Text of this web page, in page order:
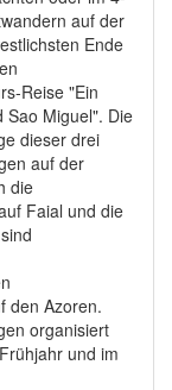
auf der
Ende
Reise "Ein
Sao Miguel". Die
dieser drei
auf der
die
Faial und die
den Azoren.
organisiert
und im